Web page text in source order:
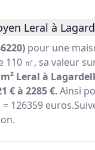
Leral à
pour une
㎡, sa valeur
Leral à
€ à 2285 €. Ainsi
126359